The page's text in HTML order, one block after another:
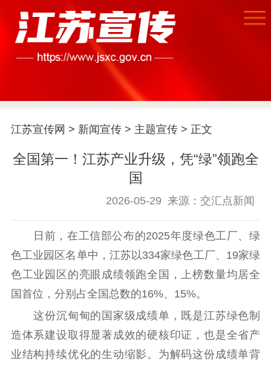
首页
江苏宣传网 > 新闻宣传> 主题宣传> 正文
全国第一！江苏产业升级，凭“绿”领跑全
国
2026-05-29 来源：交汇点新闻
日前，在工信部公布的2025年度绿色工厂、绿
色工业园区名单中，江苏以334家绿色工厂、19家绿
色工业园区的亮眼成绩领跑全国，上榜数量均居全
国首位，分别占全国总数的16%、15%。
这份沉甸甸的国家级成绩单，既是江苏绿色制
造体系建设取得显著成效的硬核印证，也是全省产
业结构持续优化的生动缩影。为解码这份成绩单背